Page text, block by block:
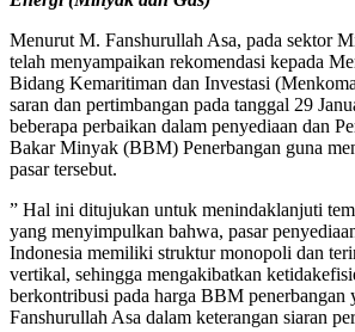
Menurut M. Fanshurullah Asa, pada sektor
telah menyampaikan rekomendasi kepada
Bidang Kemaritiman dan Investasi
saran dan pertimbangan pada tanggal 29
beberapa perbaikan dalam penyediaan dan
Bakar Minyak (BBM) Penerbangan guna
pasar tersebut.
” Hal ini ditujukan untuk menindaklanjuti
yang menyimpulkan bahwa, pasar
Indonesia memiliki struktur monopoli dan
vertikal, sehingga mengakibatkan
berkontribusi pada harga BBM penerbangan
Fanshurullah Asa dalam keterangan siaran